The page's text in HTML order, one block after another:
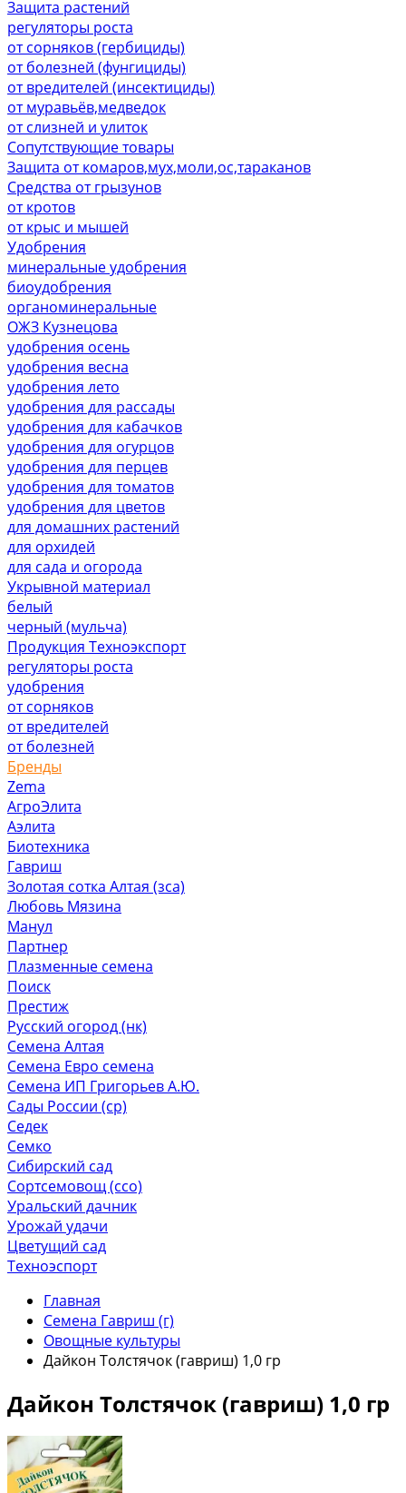
Защита растений
регуляторы роста
от сорняков (гербициды)
от болезней (фунгициды)
от вредителей (инсектициды)
от муравьёв,медведок
от слизней и улиток
Сопутствующие товары
Защита от комаров,мух,моли,ос,тараканов
Средства от грызунов
от кротов
от крыс и мышей
Удобрения
минеральные удобрения
биоудобрения
органоминеральные
ОЖЗ Кузнецова
удобрения осень
удобрения весна
удобрения лето
удобрения для рассады
удобрения для кабачков
удобрения для огурцов
удобрения для перцев
удобрения для томатов
удобрения для цветов
для домашних растений
для орхидей
для сада и огорода
Укрывной материал
белый
черный (мульча)
Продукция Техноэкспорт
регуляторы роста
удобрения
от сорняков
от вредителей
от болезней
Бренды
Zema
АгроЭлита
Аэлита
Биотехника
Гавриш
Золотая сотка Алтая (зса)
Любовь Мязина
Манул
Партнер
Плазменные семена
Поиск
Престиж
Русский огород (нк)
Семена Алтая
Семена Евро семена
Семена ИП Григорьев А.Ю.
Сады России (ср)
Седек
Семко
Сибирский сад
Сортсемовощ (ссо)
Уральский дачник
Урожай удачи
Цветущий сад
Техноэспорт
Главная
Семена Гавриш (г)
Овощные культуры
Дайкон Толстячок (гавриш) 1,0 гр
Дайкон Толстячок (гавриш) 1,0 гр